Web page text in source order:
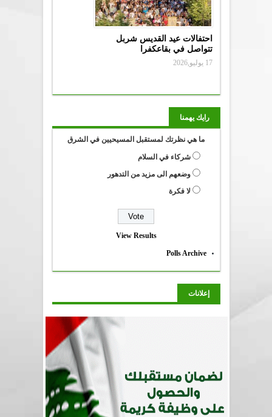
احتفالات عيد القديس شربل
تتواصل في بقاعكفرا
17 يوليو,2026
رايك يهمنا
ما هي نظرتك لمستقبل المسيحيين في الشرق
شركاء في السلام
وضعهم الى مزيد من التدهور
لا فكرة
View Results
Polls Archive
إعلانات